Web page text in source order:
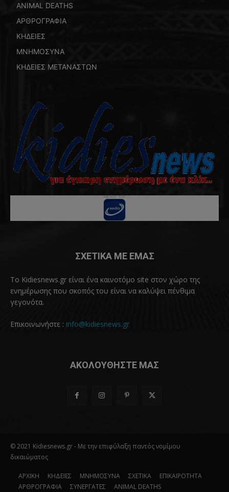
ANIMAL DEATHS
ΑΡΘΡΟΓΡΑΦΙΑ
ΚΗΔΕΙΕΣ
ΜΝΗΜΟΣΥΝΑ
ΚΗΔΕΙΕΣ ΜΕΤΑΝΑΣΤΩΝ
ΣΧΕΤΙΚΑ ΜΕ ΕΜΑΣ
Το Kidiesnews.gr είναι ένα καινοτόμο site στον χώρο της
ενημέρωσης που σκοπός του είναι να καλύψει πένθιμα
γεγονότα.
Επικοινωνήστε : info@kidiesnews.gr
ΑΚΟΛΟΥΘΗΣΤΕ ΜΑΣ
© 2021 Kidiesnews.gr - Με την επιφύλαξη παντός νομίμου
δικαιώματος
ΑΡΧΙΚΗ ΚΗΔΕΙΕΣ ΜΝΗΜΟΣΥΝΑ ΣΧΕΤΙΚΑ
ΕΠΙΚΑΙΡΟΤΗΤΑ
ΑΡΘΡΟΓΡΑΦΙΑ
ΣΥΝΕΡΓΑΤΕΣ ANIMAL DEATHS